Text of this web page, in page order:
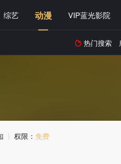
综艺 动漫 VIP蓝光影院
 热门搜索
权限： 免费